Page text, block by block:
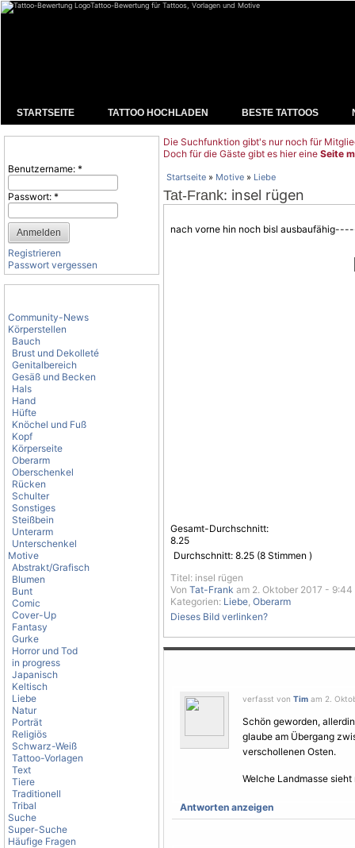
Tattoo-Bewertung für Tattoos, Vorlagen und Motive
STARTSEITE TATTOO HOCHLADEN BESTE TATTOOS
Benutzername: *
Passwort: *
Registrieren
Passwort vergessen
Community-News
Körperstellen
Bauch
Brust und Dekolleté
Genitalbereich
Gesäß und Becken
Hals
Hand
Hüfte
Knöchel und Fuß
Kopf
Körperseite
Oberarm
Oberschenkel
Rücken
Schulter
Sonstiges
Steißbein
Unterarm
Unterschenkel
Motive
Abstrakt/Grafisch
Blumen
Bunt
Comic
Cover-Up
Fantasy
Gurke
Horror und Tod
in progress
Japanisch
Keltisch
Liebe
Natur
Porträt
Religiös
Schwarz-Weiß
Tattoo-Vorlagen
Text
Tiere
Traditionell
Tribal
Suche
Super-Suche
Häufige Fragen
Die Suchfunktion gibt's nur noch für
Doch für die Gäste gibt es hier eine Seite
Startseite » Motive » Liebe
Tat-Frank: insel rügen
nach vorne hin noch bisl
Gesamt-Durchschnitt:
8.25
Durchschnitt: 8.25 (8 Stimmen )
Titel: insel rügen
Von Tat-Frank am 2. Oktober 2017 - 9:44
Kategorien: Liebe, Oberarm
Dieses Bild verlinken?
verfasst von Tim am 2.
Schön geworden,
glaube am Übergang
verschollenen Osten.
Welche Landmasse sieht
Antworten anzeigen